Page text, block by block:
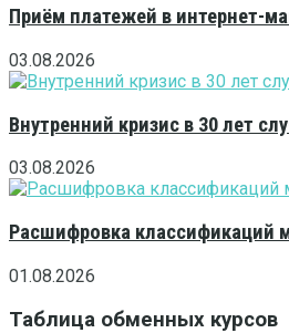
Приём платежей в интернет-
03.08.2026
Внутренний кризис в 30 лет
03.08.2026
Расшифровка классификаций
01.08.2026
Таблица обменных курсов